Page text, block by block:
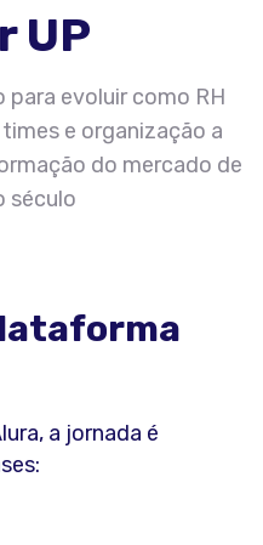
UP
para evoluir como RH
e organização a
do mercado de
século
a jornada é